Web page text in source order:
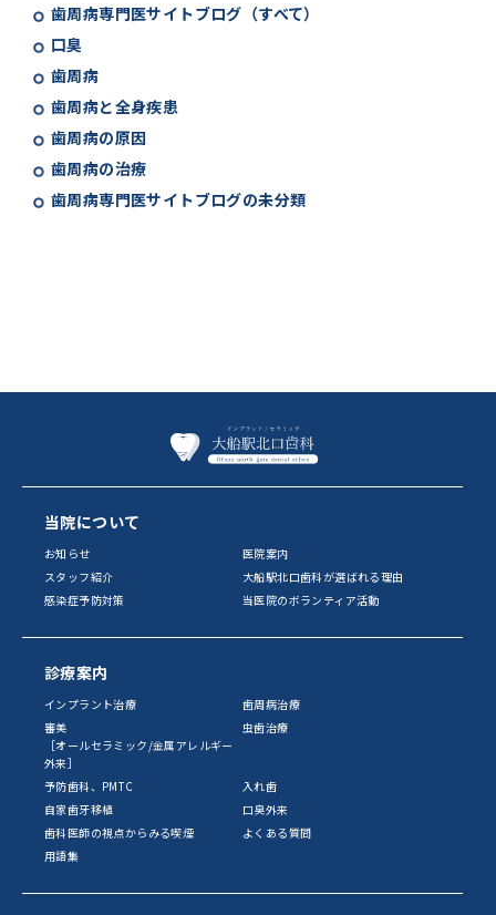
歯周病専門医サイトブログ（すべて）
口臭
歯周病
歯周病と全身疾患
歯周病の原因
歯周病の治療
歯周病専門医サイトブログの未分類
当院について
お知らせ
医院案内
スタッフ紹介
大船駅北口歯科が選ばれる理由
感染症予防対策
当医院のボランティア活動
診療案内
インプラント治療
歯周病治療
審美
［オールセラミック/金属アレルギー
外来］
虫歯治療
予防歯科、PMTC
入れ歯
自家歯牙移植
口臭外来
歯科医師の視点からみる喫煙
よくある質問
用語集